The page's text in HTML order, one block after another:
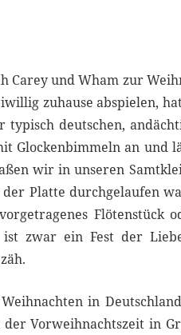
Carey und Wham zur
zuhause abspielen,
typisch deutschen,
Glockenbimmeln an und
wir in unseren
Platte durchgelaufen
ist zwar ein Fest der
in
Vorweihnachtszeit in